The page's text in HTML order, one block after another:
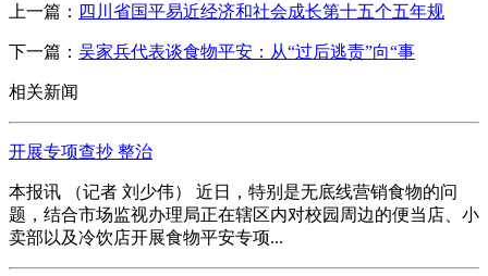
上一篇： 四川省国平易近经济和社会成长第十五个五年规
下一篇： 吴家兵代表谈食物平安：从“过后逃责”向“事
相关新闻
开展专项查抄 整治
本报讯 （记者 刘少伟） 近日，特别是无底线营销食物的问
题，结合市场监视办理局正在辖区内对校园周边的便当店、小
卖部以及冷饮店开展食物平安专项...